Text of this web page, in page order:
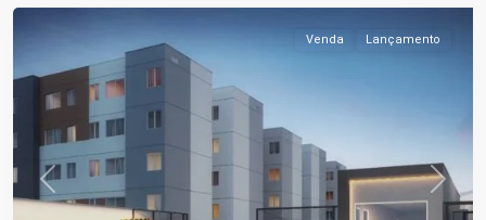
Previous Next
Venda Lançamento